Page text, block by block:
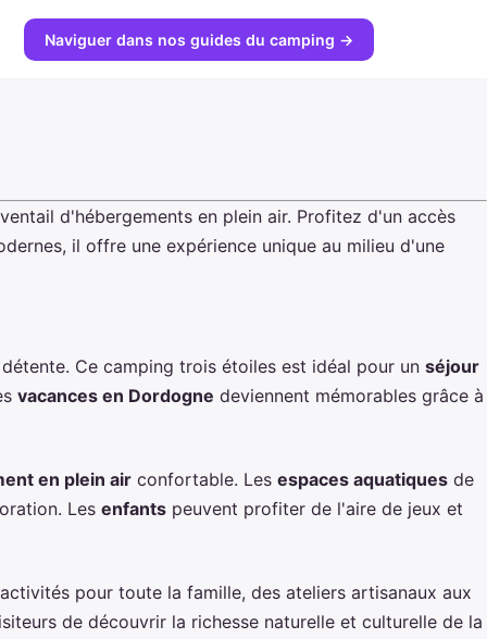
Naviguer dans nos guides du camping →
d'hébergements en plein air. Profitez d'un accès
il offre une expérience unique au milieu d'une
Ce camping trois étoiles est idéal pour un séjour
vacances en Dordogne deviennent mémorables grâce à
en plein air confortable. Les espaces aquatiques de
Les enfants peuvent profiter de l'aire de jeux et
pour toute la famille, des ateliers artisanaux aux
de découvrir la richesse naturelle et culturelle de la